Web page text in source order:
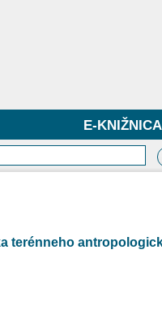
E-KNIŽNICA
terénneho